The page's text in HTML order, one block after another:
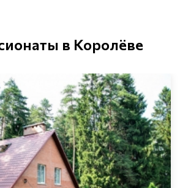
в Королёве